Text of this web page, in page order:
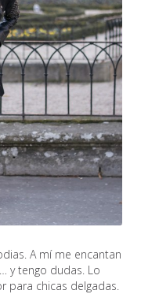
A mí me encantan
y tengo dudas. Lo
para chicas delgadas.